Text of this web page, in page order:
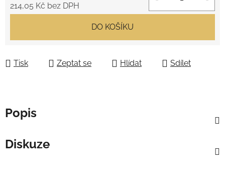
214,05 Kč bez DPH
DO KOŠÍKU
Tisk Zeptat se Hlídat Sdílet
Popis
Diskuze